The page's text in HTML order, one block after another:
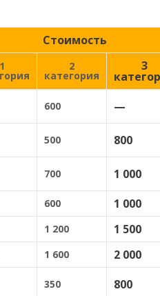
Стоимость
1 2
категория
3
600 —
500 800
700 1 000
600 1 000
1 200 1 500
1 600 2 000
350 800